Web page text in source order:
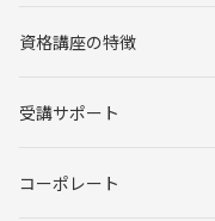
資格講座の特徴
受講サポート
コーポレート